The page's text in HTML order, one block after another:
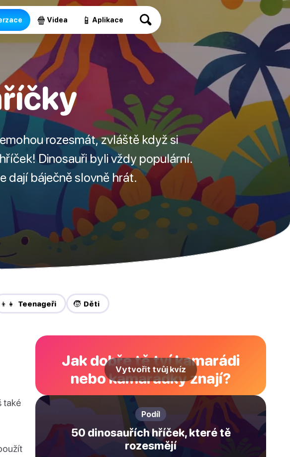
🍿 Videa 📱 Aplikace
rozesmát, zvláště když si
Dinosauři byli vždy populární.
dají báječně slovně hrát.
👦👧 Teenageři 🧒 Děti
také
Jak dobře tě tví kamarádi
nebo kamarádky znají?
Vytvořit tvůj kvíz
Podíl
50 dinosauřích hříček, které tě
rozesmějí